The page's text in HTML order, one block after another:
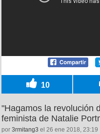
10
"Hagamos la revolución
feminista de Natalie
por 3rmitang3 el 26 ene 2018, 23:19